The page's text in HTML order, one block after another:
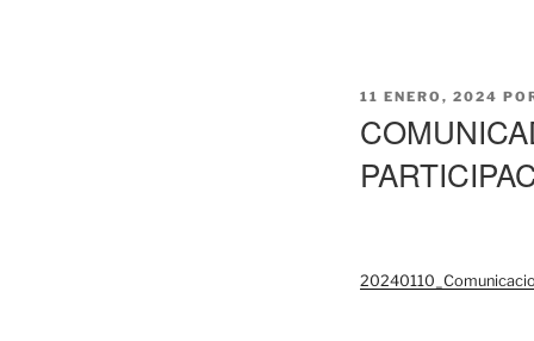
PUBLICADO
11 ENERO, 2024